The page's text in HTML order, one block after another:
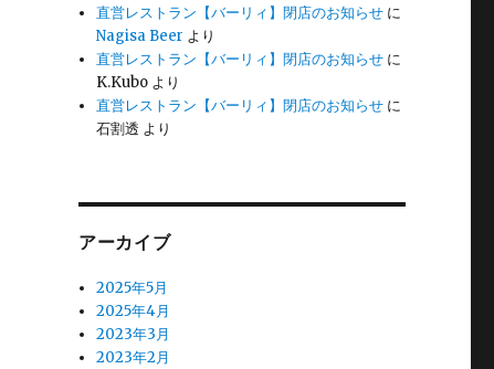
直営レストラン【バーリィ】閉店のお知らせ に
Nagisa Beer より
直営レストラン【バーリィ】閉店のお知らせ に
K.Kubo より
直営レストラン【バーリィ】閉店のお知らせ に
石割透 より
アーカイブ
2025年5月
2025年4月
2023年3月
2023年2月